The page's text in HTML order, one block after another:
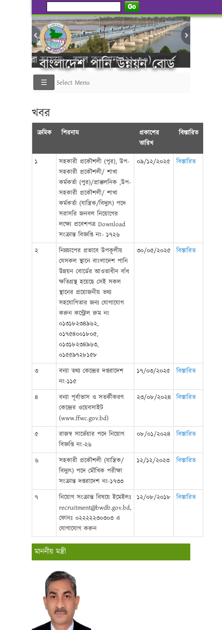
Go
বাংলাদেশ পানি উন্নয়ন বোর্ড
করা হয়েছে - আল কুরআন (২১:৩০)
Select Menu
খবর
ক্রমিক শিরনাম
প্রকাশের
তারিখ
বিস্তারিত
১
সহকারী প্রকৌশলী (পুর), উপ-
সহকারী প্রকৌশলী/ শাখা
কর্মকর্তা (পুর)/প্রাক্কলনিক ,উপ-
সহকারী প্রকৌশলী/ শাখা
কর্মকর্তা (যান্ত্রিক/বিদ্যুৎ) পদে
সরাসরি জনবল নিয়োগের
লক্ষ্যে প্রবেশপত্র Download
সংক্রান্ত বিজ্ঞপ্তি নং- ১৭২৬
০৯/১২/২০২৫ বিস্তারিত
২
নিম্নচাপের প্রভাবে উপকূলীয়
যেসকল স্থানে বাংলাদেশ পানি
উন্নয়ন বোর্ডের আওতাধীন বাঁধ
ক্ষতিগ্রস্থ হয়েছে সেই সকল
স্থানের প্রয়োজনীয় তথ্য
সহযোগিতার জন্য যোগাযোগ
করুন কন্ট্রোল রুম নং
০১৩১৮২৩৪৯৬২,
০১৭৫৪০০১৮০৫,
০১৩১৮২৩৪৯৬৩,
০১৫৫৯৭২৮১৫৮
৩০/০৫/২০২৫ বিস্তারিত
৩
বন্যা তথ্য কেন্দ্রের দপ্তরাদেশ
নং-১১৫
১৭/০৩/২০২৫ বিস্তারিত
৪
বন্যা পূর্বাভাস ও সতর্কীকরণ
কেন্দ্রের ওয়েবসাইট
(www.ffwc.gov.bd)
২৩/০৮/২০২৪ বিস্তারিত
৫
রাজস্ব সার্ভেয়ার পদে নিয়োগ
বিজ্ঞপ্তি নং-২৬
০৮/০১/২০২৪ বিস্তারিত
৬
সহকারী প্রকৌশলী (যান্ত্রিক/
বিদ্যুৎ) পদে মৌখিক পরীক্ষা
সংক্রান্ত দপ্তরাদেশ নং-১৭৩৩
১২/১২/২০২৩ বিস্তারিত
৭
নিয়োগ সংক্রান্ত বিষয়ে ইমেইলঃ
recruitment@bwdb.gov.bd,
ফোনঃ ০২২২২২৩০৩০৩ এ
যোগাযোগ করুন
১২/০৮/২০১৮ বিস্তারিত
মাননীয় মন্ত্রী